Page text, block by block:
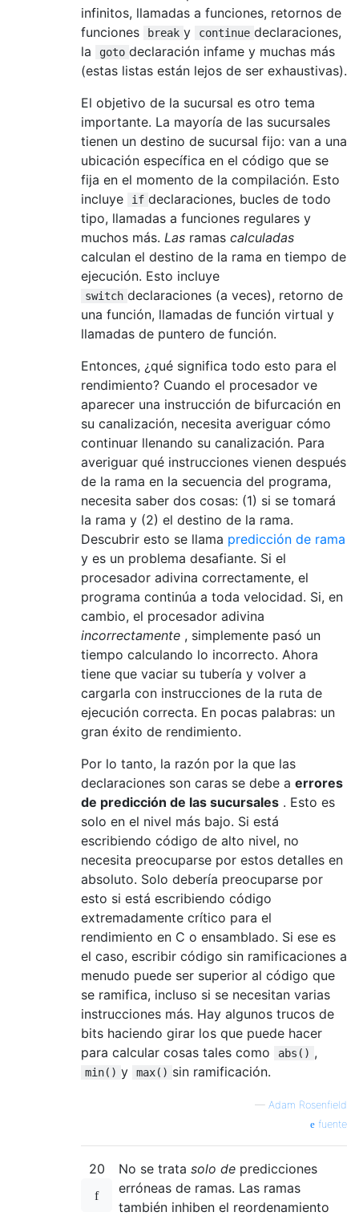
infinitos, llamadas a funciones, retornos de
funciones
break y continue declaraciones,
la
goto declaración infame y muchas más
(estas listas están lejos de ser exhaustivas).
El objetivo de la sucursal es otro tema
importante. La mayoría de las sucursales
tienen un destino de sucursal fijo: van a una
ubicación específica en el código que se
fija en el momento de la compilación. Esto
incluye
if declaraciones, bucles de todo
tipo, llamadas a funciones regulares y
muchos más. Las ramas calculadas
calculan el destino de la rama en tiempo de
ejecución. Esto incluye
switch declaraciones (a veces), retorno de
una función, llamadas de función virtual y
llamadas de puntero de función.
Entonces, ¿qué significa todo esto para el
rendimiento? Cuando el procesador ve
aparecer una instrucción de bifurcación en
su canalización, necesita averiguar cómo
continuar llenando su canalización. Para
averiguar qué instrucciones vienen después
de la rama en la secuencia del programa,
necesita saber dos cosas: (1) si se tomará
la rama y (2) el destino de la rama.
Descubrir esto se llama predicción de rama
y es un problema desafiante. Si el
procesador adivina correctamente, el
programa continúa a toda velocidad. Si, en
cambio, el procesador adivina
incorrectamente , simplemente pasó un
tiempo calculando lo incorrecto. Ahora
tiene que vaciar su tubería y volver a
cargarla con instrucciones de la ruta de
ejecución correcta. En pocas palabras: un
gran éxito de rendimiento.
Por lo tanto, la razón por la que las
declaraciones son caras se debe a errores
de predicción de las sucursales . Esto es
solo en el nivel más bajo. Si está
escribiendo código de alto nivel, no
necesita preocuparse por estos detalles en
absoluto. Solo debería preocuparse por
esto si está escribiendo código
extremadamente crítico para el
rendimiento en C o ensamblado. Si ese es
el caso, escribir código sin ramificaciones a
menudo puede ser superior al código que
se ramifica, incluso si se necesitan varias
instrucciones más. Hay algunos trucos de
bits haciendo girar los que puede hacer
para calcular cosas tales como
abs() ,
min() y max() sin ramificación.
— Adam Rosenfield
fuente
20 No se trata solo de predicciones
erróneas de ramas. Las ramas
también inhiben el reordenamiento